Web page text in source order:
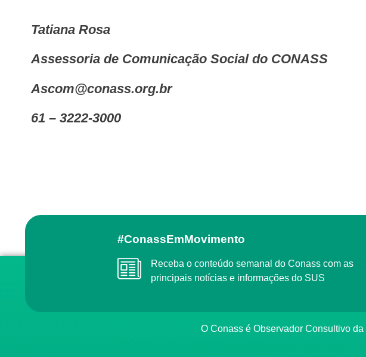
Tatiana Rosa
Assessoria de Comunicação Social do CONASS
ascom@conass.org.br
61 – 3222-3000
#ConassEmMovimento
Receba o conteúdo semanal do Conass com as
principais notícias e informações do SUS
O Conass é Observador Consultivo